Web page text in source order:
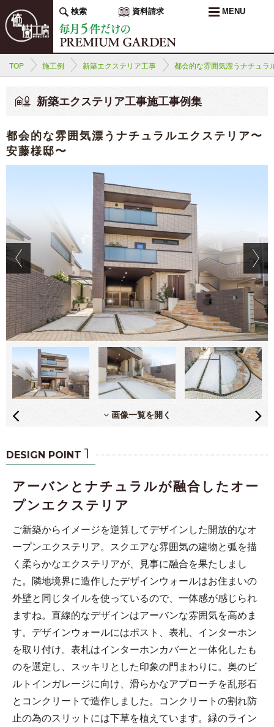
検索 資料請求 MENU
TOP 施工例 新築エクステリア工事 都会的な雰囲気漂うナチュラ
新築エクステリア工事施工事例集
都会的な雰囲気漂うナチュラルエクステリア〜
安藤様邸〜
画像一覧を開く
DESIGN POINT 1
アーバンとナチュラルが融合したオー
プンエクステリア
ご新築からイメージを逆算してデザインした開放的なオ
ープンエクステリア。スクエアな雰囲気の建物と弧を描
く柔らかなエクステリアが、見事に融合を果たしまし
た。隣地境界に造作したデザインウォールはお住まいの
外壁と同じタイルを使っているので、一体感が感じられ
ますね。直線的なデザインはアーバンな雰囲気を高めま
す。デザインウォールにはポスト、表札、インターホン
を取り付け。表札はインターホンカバーと一体化したも
のを選定し、スッキリとした印象の門まわりに。奥のビ
ルトインガレージに向け、滑らかなアプローチを乱形石
とコンクリートで造作しました。コンクリートの割れ防
止の為のスリットには下草を植えています。緑のライン